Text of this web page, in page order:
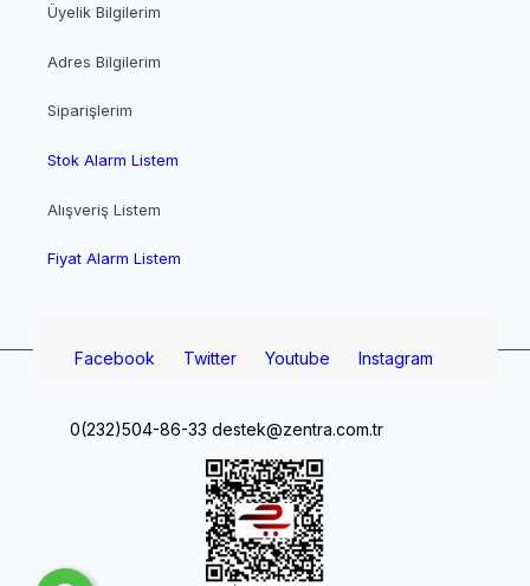
Üyelik Bilgilerim
Adres Bilgilerim
Siparişlerim
Stok Alarm Listem
Alışveriş Listem
Fiyat Alarm Listem
Facebook Twitter Youtube Instagram
0(232)504-86-33 destek@zentra.com.tr